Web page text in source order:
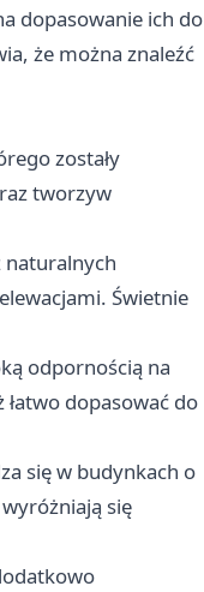
dopasowanie ich do
że można znaleźć
zostały
tworzyw
naturalnych
Świetnie
odpornością na
dopasować do
się w budynkach o
się